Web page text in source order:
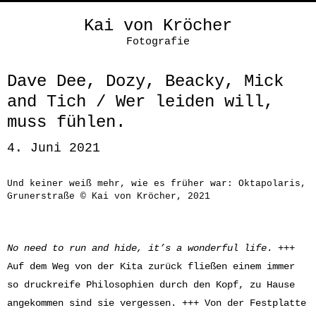
Kai von Kröcher
Fotografie
Dave Dee, Dozy, Beacky, Mick
and Tich / Wer leiden will,
muss fühlen.
4. Juni 2021
Und keiner weiß mehr, wie es früher war: Oktapolaris,
Grunerstraße © Kai von Kröcher, 2021
No need to run and hide, it’s a wonderful life. +++
Auf dem Weg von der Kita zurück fließen einem immer
so druckreife Philosophien durch den Kopf, zu Hause
angekommen sind sie vergessen. +++ Von der Festplatte